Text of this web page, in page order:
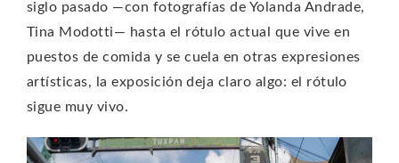
siglo pasado —con fotografías de Yolanda Andrade,
Tina Modotti— hasta el rótulo actual que vive en
puestos de comida y se cuela en otras expresiones
artísticas, la exposición deja claro algo: el rótulo
sigue muy vivo.